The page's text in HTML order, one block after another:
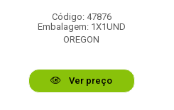
Código: 47876
Embalagem: 1X1UND
OREGON
Ver preço